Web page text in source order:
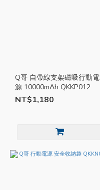
Q哥 自帶線支架磁吸行動電
源 10000mAh QKKP012
NT$1,180